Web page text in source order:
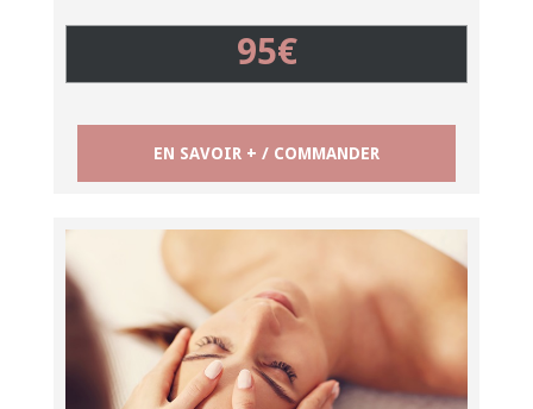
95€
EN SAVOIR + / COMMANDER